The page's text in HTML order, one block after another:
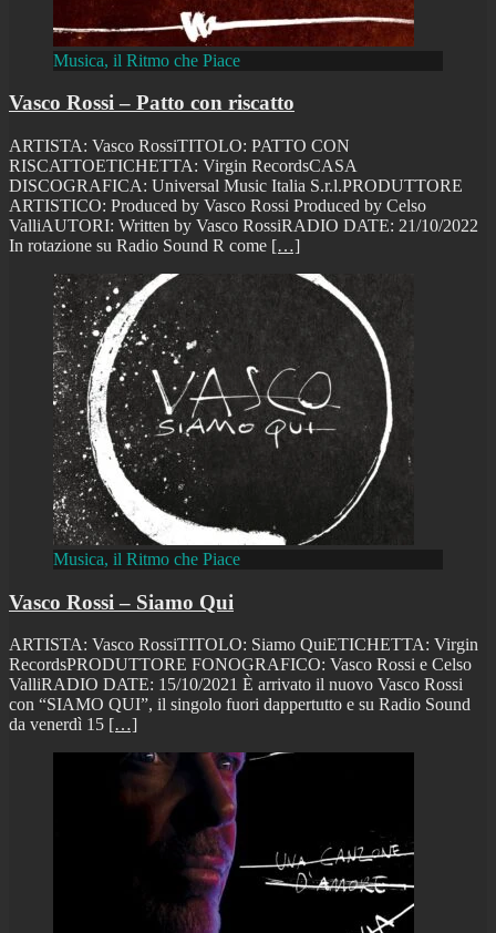
Musica, il Ritmo che Piace
Vasco Rossi – Patto con riscatto
ARTISTA: Vasco RossiTITOLO: PATTO CON
RISCATTOETICHETTA: Virgin RecordsCASA
DISCOGRAFICA: Universal Music Italia S.r.l.PRODUTTORE
ARTISTICO: Produced by Vasco Rossi Produced by Celso
ValliAUTORI: Written by Vasco RossiRADIO DATE: 21/10/2022
In rotazione su Radio Sound R come […]
Musica, il Ritmo che Piace
Vasco Rossi – Siamo Qui
ARTISTA: Vasco RossiTITOLO: Siamo QuiETICHETTA: Virgin
RecordsPRODUTTORE FONOGRAFICO: Vasco Rossi e Celso
ValliRADIO DATE: 15/10/2021 È arrivato il nuovo Vasco Rossi
con “SIAMO QUI”, il singolo fuori dappertutto e su Radio Sound
da venerdì 15 […]